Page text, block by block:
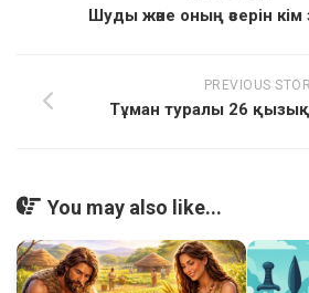
Шуды және оның әсерін кім
PREVIOUS
Тұман туралы 26
You may also like...